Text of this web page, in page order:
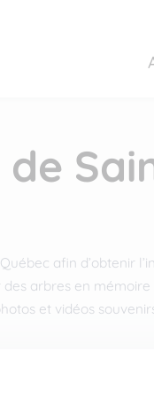
de
afin d’obtenir
arbres en
et vidéos